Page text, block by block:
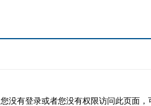
您没有登录或者您没有权限访问此页面